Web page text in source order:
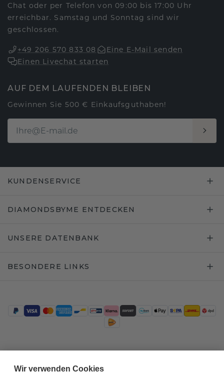
Chat oder per Telefon von 09:00 bis 17:00 Uhr
erreichbar. Samstag und Sonntag sind wir
geschlossen.
+49 206 570 833 08
Eine E-Mail senden
Einen Livechat starten
AUF DEM LAUFENDEN BLEIBEN
Gewinnen Sie 500 € Einkaufsguthaben!
KUNDENSERVICE
DIAMONDSBYME ENTDECKEN
UNSERE DATENBANK
BESONDERE LINKS
Wir verwenden Cookies